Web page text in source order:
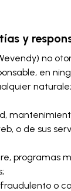
y
no
en
o de sus
programas
o